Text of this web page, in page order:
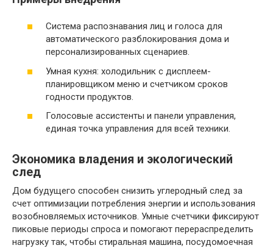
Система распознавания лиц и голоса для
автоматического разблокирования дома и
персонализированных сценариев.
Умная кухня: холодильник с дисплеем-
планировщиком меню и счетчиком сроков
годности продуктов.
Голосовые ассистенты и панели управления,
единая точка управления для всей техники.
Экономика владения и экологический
след
Дом будущего способен снизить углеродный след за
счет оптимизации потребления энергии и использования
возобновляемых источников. Умные счетчики фиксируют
пиковые периоды спроса и помогают перераспределить
нагрузку так, чтобы стиральная машина, посудомоечная